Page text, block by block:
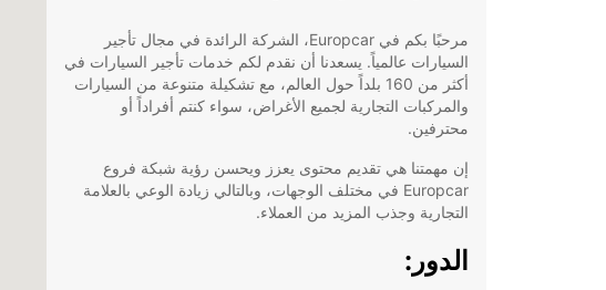
مرحبًا بكم في Europcar، الشركة الرائدة في مجال تأجير
السيارات عالمياً. يسعدنا أن نقدم لكم خدمات تأجير السيارات في
أكثر من 160 بلداً حول العالم، مع تشكيلة متنوعة من السيارات
والمركبات التجارية لجميع الأغراض، سواء كنتم أفراداً أو
محترفين.
إن مهمتنا هي تقديم محتوى يعزز ويحسن رؤية شبكة فروع
Europcar في مختلف الوجهات، وبالتالي زيادة الوعي بالعلامة
التجارية وجذب المزيد من العملاء.
الدور: